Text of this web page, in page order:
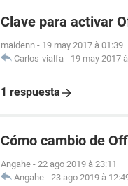
Clave para activar
maidenn - 19 may 2017 à 01:39
Carlos-vialfa - 19 may 2017
1 respuesta
Cómo cambio de
Angahe - 22 ago 2019 à 23:11
Angahe - 23 ago 2019 à